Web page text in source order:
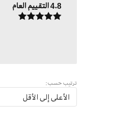
4.8التقييم العام
ترتيب حسب:
الأعلى إلى الأقل